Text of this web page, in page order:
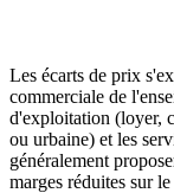
Les écarts de prix
commerciale de
d'exploitation (loyer,
ou urbaine) et les
généralement
marges réduites sur